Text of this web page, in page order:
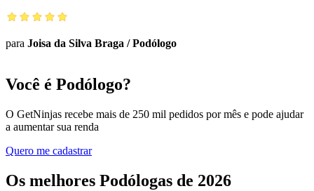
para Joisa da Silva Braga /Podólogo
Você é Podólogo?
O GetNinjas recebe mais de 250 mil pedidos por mês e pode ajudar
a aumentar sua renda
Quero me cadastrar
Os melhores Podólogas de 2026